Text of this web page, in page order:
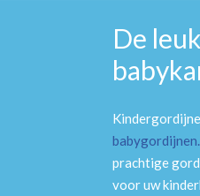
De
babygordijnen.
prachtige
voor uw